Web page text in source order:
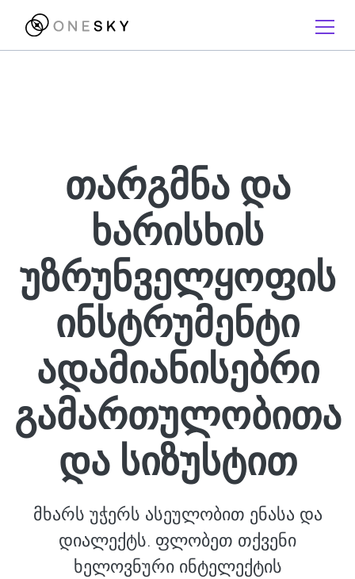
თარგმნა და
ხარისხის
უზრუნველყოფის
ინსტრუმენტი
ადამიანისებრი
გამართულობითა
და სიზუსტით
მხარს უჭერს ასეულობით ენასა და
დიალექტს. ფლობეთ თქვენი
ხელოვნური ინტელექტის